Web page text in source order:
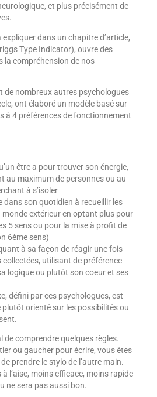
et plus précisément de
expliquer dans un chapitre d’article,
Type Indicator), ouvre des
la compréhension de nos
de nombreux autres psychologues
ont élaboré un modèle basé sur
à 4 préférences de fonctionnement
être a pour trouver son énergie,
au maximum de personnes ou au
à s’isoler
dans son quotidien à recueillir les
extérieur en optant plus pour
5 sens ou pour la mise à profit de
6ème sens)
à sa façon de réagir une fois
collectées, utilisant de préférence
logique ou plutôt son coeur et ses
défini par ces psychologues, est
plutôt orienté sur les possibilités ou
de comprendre quelques règles.
ou gaucher pour écrire, vous êtes
prendre le stylo de l’autre main.
l’aise, moins efficace, moins rapide
ne sera pas aussi bon.